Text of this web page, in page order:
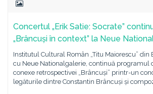
Concertul „Erik Satie: Socrate”
„Brâncuși în context” la Neue
Institutul Cultural Român „Titu Maiorescu”
cu Neue Nationalgalerie, continuă programul
conexe retrospectivei „Brâncuși” printr-un
legăturile dintre Constantin Brâncuși și